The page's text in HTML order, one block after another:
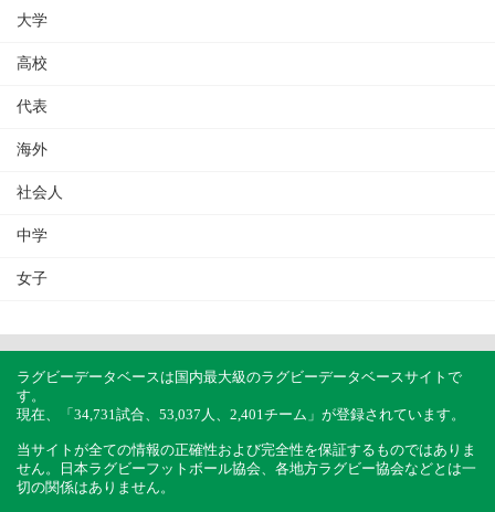
大学
高校
代表
海外
社会人
中学
女子
ラグビーデータベースは国内最大級のラグビーデータベースサイトで
す。
現在、「34,731試合、53,037人、2,401チーム」が登録されています。
当サイトが全ての情報の正確性および完全性を保証するものではありま
せん。日本ラグビーフットボール協会、各地方ラグビー協会などとは一
切の関係はありません。